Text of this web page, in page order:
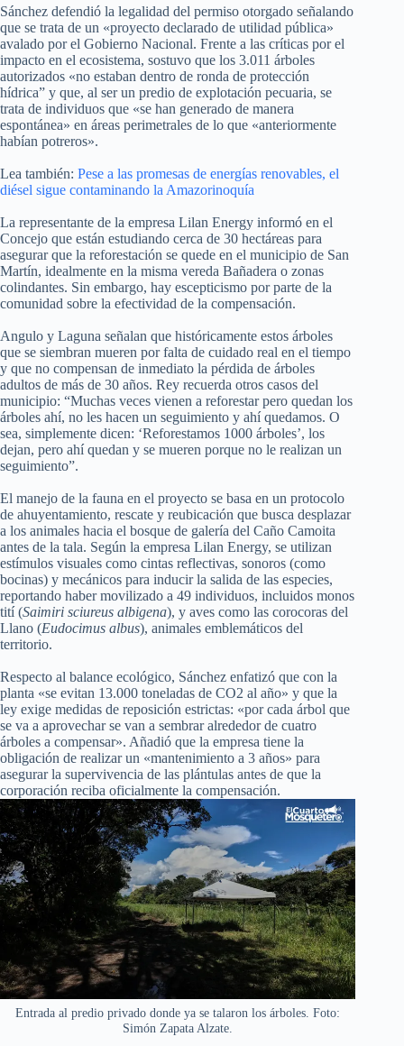
Sánchez defendió la legalidad del permiso otorgado señalando
que se trata de un «proyecto declarado de utilidad pública»
avalado por el Gobierno Nacional. Frente a las críticas por el
impacto en el ecosistema, sostuvo que los 3.011 árboles
autorizados «no estaban dentro de ronda de protección
hídrica” y que, al ser un predio de explotación pecuaria, se
trata de individuos que «se han generado de manera
espontánea» en áreas perimetrales de lo que «anteriormente
habían potreros».
Lea también: Pese a las promesas de energías renovables, el
diésel sigue contaminando la Amazorinoquía
La representante de la empresa Lilan Energy informó en el
Concejo que están estudiando cerca de 30 hectáreas para
asegurar que la reforestación se quede en el municipio de San
Martín, idealmente en la misma vereda Bañadera o zonas
colindantes. Sin embargo, hay escepticismo por parte de la
comunidad sobre la efectividad de la compensación.
Angulo y Laguna señalan que históricamente estos árboles
que se siembran mueren por falta de cuidado real en el tiempo
y que no compensan de inmediato la pérdida de árboles
adultos de más de 30 años. Rey recuerda otros casos del
municipio: “Muchas veces vienen a reforestar pero quedan los
árboles ahí, no les hacen un seguimiento y ahí quedamos. O
sea, simplemente dicen: ‘Reforestamos 1000 árboles’, los
dejan, pero ahí quedan y se mueren porque no le realizan un
seguimiento”.
El manejo de la fauna en el proyecto se basa en un protocolo
de ahuyentamiento, rescate y reubicación que busca desplazar
a los animales hacia el bosque de galería del Caño Camoita
antes de la tala. Según la empresa Lilan Energy, se utilizan
estímulos visuales como cintas reflectivas, sonoros (como
bocinas) y mecánicos para inducir la salida de las especies,
reportando haber movilizado a 49 individuos, incluidos monos
tití (Saimiri sciureus albigena), y aves como las corocoras del
Llano (Eudocimus albus), animales emblemáticos del
territorio.
Respecto al balance ecológico, Sánchez enfatizó que con la
planta «se evitan 13.000 toneladas de CO2 al año» y que la
ley exige medidas de reposición estrictas: «por cada árbol que
se va a aprovechar se van a sembrar alrededor de cuatro
árboles a compensar». Añadió que la empresa tiene la
obligación de realizar un «mantenimiento a 3 años» para
asegurar la supervivencia de las plántulas antes de que la
corporación reciba oficialmente la compensación.
Entrada al predio privado donde ya se talaron los árboles. Foto:
Simón Zapata Alzate.